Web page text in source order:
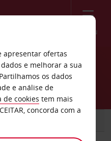
Menu
Heerlen
apresentar ofertas
e melhorar a sua
os dados
e análise de
de cookies tem mais
concorda com a